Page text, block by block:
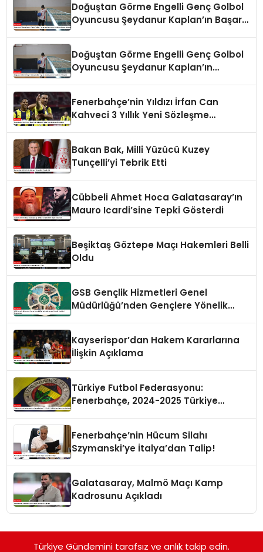
Doğuştan Görme Engelli Genç Golbol
Oyuncusu Şeydanur Kaplan’ın Başarı
Doğuştan Görme Engelli Genç Golbol
Oyuncusu Şeydanur Kaplan’ın
Fenerbahçe’nin Yıldızı İrfan Can
Kahveci 3 Yıllık Yeni Sözleşme
Bakan Bak, Milli Yüzücü Kuzey
Tunçelli’yi Tebrik Etti
Cübbeli Ahmet Hoca Galatasaray’ın
Mauro Icardi’sine Tepki Gösterdi
Beşiktaş Göztepe Maçı Hakemleri Belli
Oldu
GSB Gençlik Hizmetleri Genel
Müdürlüğü’nden Gençlere Yönelik
Kayserispor’dan Hakem Kararlarına
İlişkin Açıklama
Türkiye Futbol Federasyonu:
Fenerbahçe, 2024-2025 Türkiye
Fenerbahçe’nin Hücum Silahı
Szymanski’ye İtalya’dan Talip!
Galatasaray, Malmö Maçı Kamp
Kadrosunu Açıkladı
Türkiye Gündemini tarafsız ve anlık takip edin.